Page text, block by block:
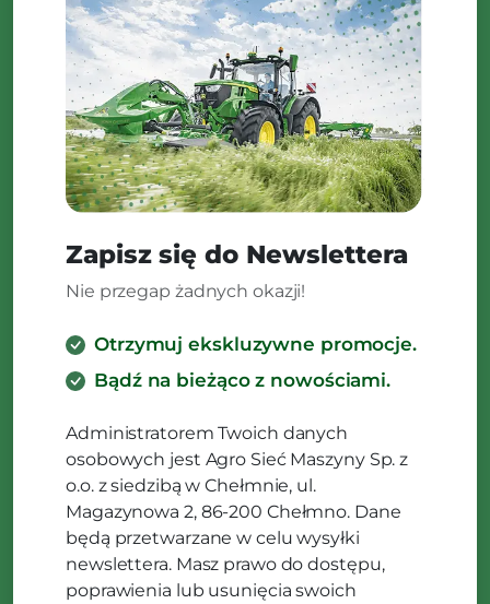
Zapisz się do Newslettera
Nie przegap żadnych okazji!
Otrzymuj ekskluzywne promocje.
Bądź na bieżąco z nowościami.
Administratorem Twoich danych
osobowych jest Agro Sieć Maszyny Sp. z
o.o. z siedzibą w Chełmnie, ul.
Magazynowa 2, 86-200 Chełmno. Dane
będą przetwarzane w celu wysyłki
newslettera. Masz prawo do dostępu,
poprawienia lub usunięcia swoich